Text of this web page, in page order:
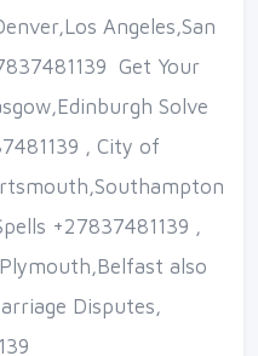
Angeles,San
Get Your
Solve
, City of
+27837481139 ,
also
Disputes,